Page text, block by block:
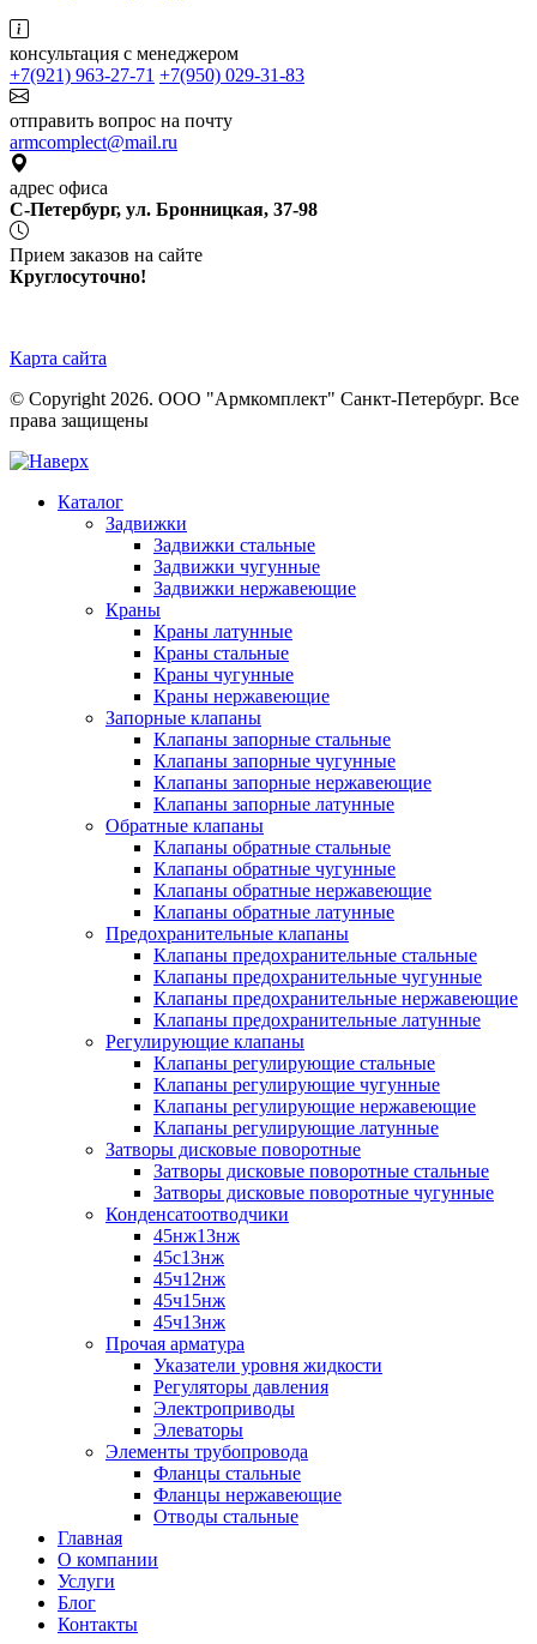
консультация с менеджером
+7(921) 963-27-71 +7(950) 029-31-83
отправить вопрос на почту
armcomplect@mail.ru
адрес офиса
С-Петербург, ул. Бронницкая, 37-98
Прием заказов на сайте
Круглосуточно!
Карта сайта
© Copyright 2026. ООО "Армкомплект" Санкт-Петербург. Все
права защищены
Каталог
Задвижки
Задвижки стальные
Задвижки чугунные
Задвижки нержавеющие
Краны
Краны латунные
Краны стальные
Краны чугунные
Краны нержавеющие
Запорные клапаны
Клапаны запорные стальные
Клапаны запорные чугунные
Клапаны запорные нержавеющие
Клапаны запорные латунные
Обратные клапаны
Клапаны обратные стальные
Клапаны обратные чугунные
Клапаны обратные нержавеющие
Клапаны обратные латунные
Предохранительные клапаны
Клапаны предохранительные стальные
Клапаны предохранительные чугунные
Клапаны предохранительные нержавеющие
Клапаны предохранительные латунные
Регулирующие клапаны
Клапаны регулирующие стальные
Клапаны регулирующие чугунные
Клапаны регулирующие нержавеющие
Клапаны регулирующие латунные
Затворы дисковые поворотные
Затворы дисковые поворотные стальные
Затворы дисковые поворотные чугунные
Конденсатоотводчики
45нж13нж
45с13нж
45ч12нж
45ч15нж
45ч13нж
Прочая арматура
Указатели уровня жидкости
Регуляторы давления
Электроприводы
Элеваторы
Элементы трубопровода
Фланцы стальные
Фланцы нержавеющие
Отводы стальные
Главная
О компании
Услуги
Блог
Контакты